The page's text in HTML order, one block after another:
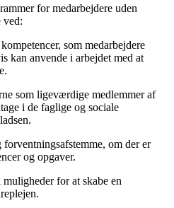
for medarbejdere uden
ved:
som medarbejdere
kan anvende i arbejdet med at
som ligeværdige medlemmer af
i de faglige og sociale
om der er
og opgaver.
for at skabe en